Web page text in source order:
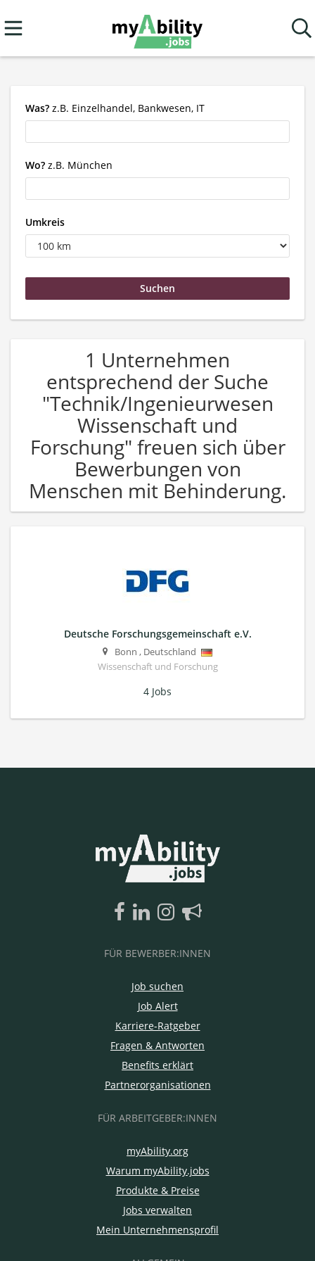
Was? z.B. Einzelhandel, Bankwesen, IT
Wo? z.B. München
Umkreis
1 Unternehmen
entsprechend der Suche
"Technik/Ingenieurwesen
Wissenschaft und
Forschung" freuen sich über
Bewerbungen von
Menschen mit Behinderung.
Deutsche Forschungsgemeinschaft e.V.
Bonn , Deutschland
Wissenschaft und Forschung
4 Jobs
FÜR BEWERBER:INNEN
Job suchen
Job Alert
Karriere-Ratgeber
Fragen & Antworten
Benefits erklärt
Partnerorganisationen
FÜR ARBEITGEBER:INNEN
myAbility.org
Warum myAbility.jobs
Produkte & Preise
Jobs verwalten
Mein Unternehmensprofil